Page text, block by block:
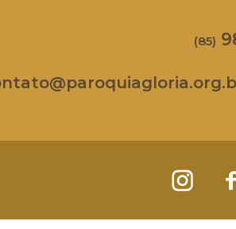
(85)